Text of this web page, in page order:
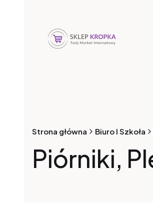
Strona główna Biuro I Szkoła
Piórniki,